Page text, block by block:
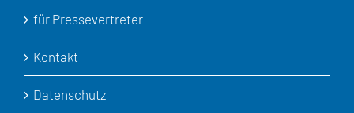
für Pressevertreter
Kontakt
Datenschutz